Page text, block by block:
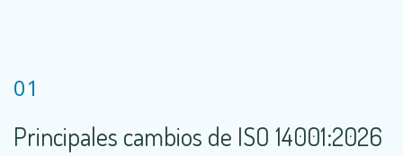
01
Principales cambios de ISO 14001:2026